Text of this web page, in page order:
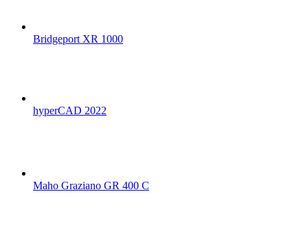
Bridgeport XR 1000
hyperCAD 2022
Maho Graziano GR 400 C